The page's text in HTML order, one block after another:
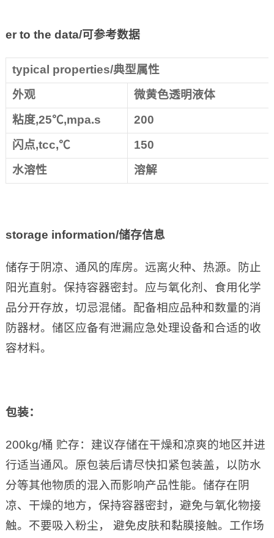
er to the data/可参考数据
typical properties/典型属性
外观
微黄色透明液体
粘度,25℃,mpa.s
200
闪点,tcc,℃
150
水溶性
溶解
storage information/储存信息
储存于阴凉、通风的库房。远离火种、热源。防止
阳光直射。保持容器密封。应与氧化剂、食用化学
品分开存放，切忌混储。配备相应品种和数量的消
防器材。储区应备有泄漏应急处理设备和合适的收
容材料。
包装：
200kg/桶 贮存：建议存储在干燥和凉爽的地区并进
行适当通风。原包装后请尽快扣紧包装盖，以防水
分等其他物质的混入而影响产品性能。储存在阴
凉、干燥的地方，保持容器密封，避免与氧化物接
触。不要吸入粉尘， 避免皮肤和黏膜接触。工作场